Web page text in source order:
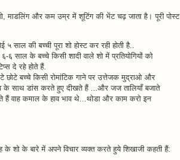
माडलिंग और कम उम्र में शूटिंग की भेंट चढ़ जाता है। पूरी पोस्ट
५ साल की बच्ची पूरा शो होस्ट कर रही होती है..
६-६ साल के बच्चे किसी शादी वाले शो में प्रतियोगियों को
दे रहे होते हैं.
छोटे बच्चे किसी रोमांटिक गाने पर उत्तेजक मुद्राओ और
के साथ डांस करते हुए दीखते हैं ...और जज तालियाँ बजाते
हैं वाह कमाल के हाव भाव थे...थोडा और काम करो इन
के शो के बारे में अपने विचार व्यक्त करते हुये शिखाजी कहती हैं: